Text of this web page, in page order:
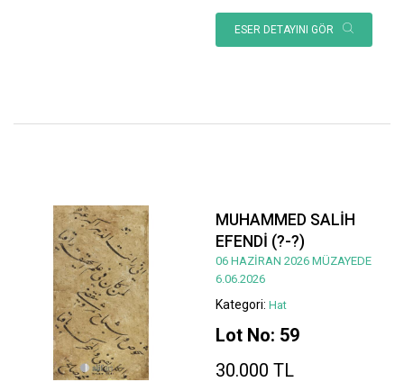
ESER DETAYINI GÖR
MUHAMMED SALİH
EFENDİ (?-?)
06 HAZİRAN 2026 MÜZAYEDE
6.06.2026
Kategori: Hat
Lot No: 59
30.000 TL